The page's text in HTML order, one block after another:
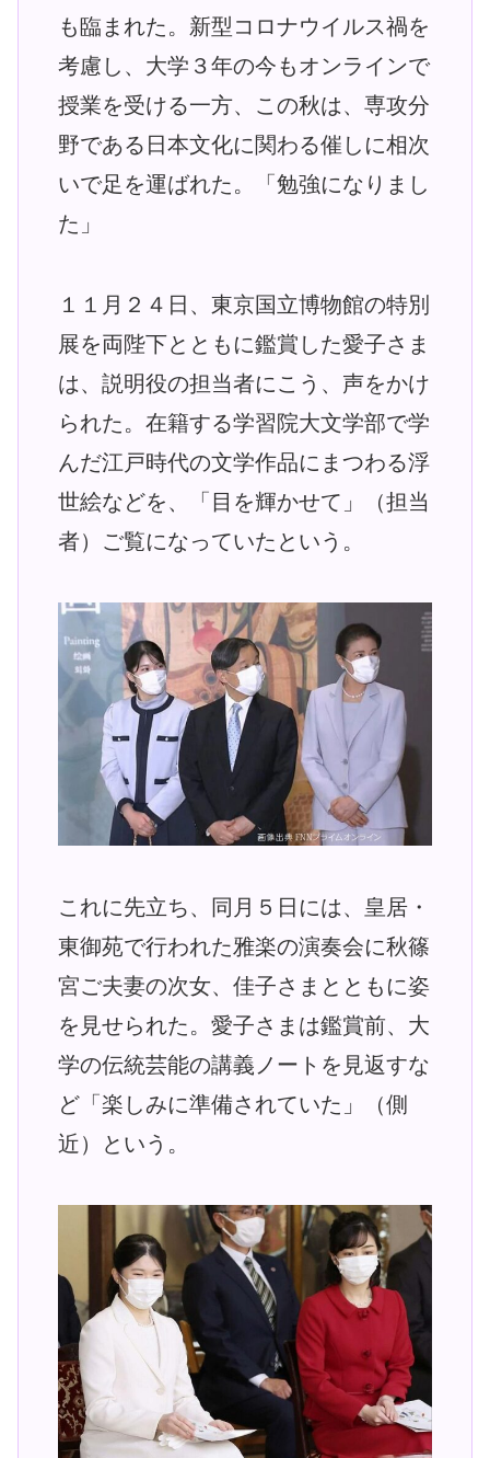
も臨まれた。新型コロナウイルス禍を
考慮し、大学３年の今もオンラインで
授業を受ける一方、この秋は、専攻分
野である日本文化に関わる催しに相次
いで足を運ばれた。「勉強になりまし
た」
１１月２４日、東京国立博物館の特別
展を両陛下とともに鑑賞した愛子さま
は、説明役の担当者にこう、声をかけ
られた。在籍する学習院大文学部で学
んだ江戸時代の文学作品にまつわる浮
世絵などを、「目を輝かせて」（担当
者）ご覧になっていたという。
これに先立ち、同月５日には、皇居・
東御苑で行われた雅楽の演奏会に秋篠
宮ご夫妻の次女、佳子さまとともに姿
を見せられた。愛子さまは鑑賞前、大
学の伝統芸能の講義ノートを見返すな
ど「楽しみに準備されていた」（側
近）という。